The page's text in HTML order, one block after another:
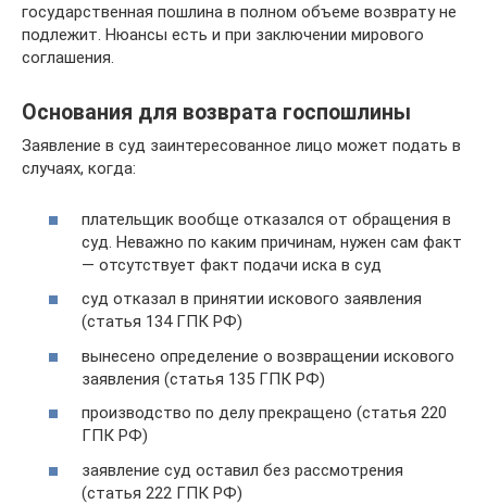
государственная пошлина в полном объеме возврату не
подлежит. Нюансы есть и при заключении мирового
соглашения.
Основания для возврата госпошлины
Заявление в суд заинтересованное лицо может подать в
случаях, когда:
плательщик вообще отказался от обращения в
суд. Неважно по каким причинам, нужен сам факт
— отсутствует факт подачи иска в суд
суд отказал в принятии искового заявления
(статья 134 ГПК РФ)
вынесено определение о возвращении искового
заявления (статья 135 ГПК РФ)
производство по делу прекращено (статья 220
ГПК РФ)
заявление суд оставил без рассмотрения
(статья 222 ГПК РФ)